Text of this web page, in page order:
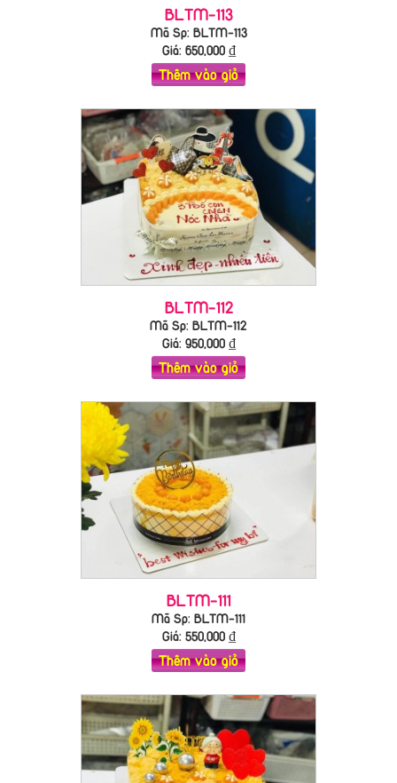
BLTM-113
Mã Sp: BLTM-113
Giá: 650,000₫
Thêm vào giỏ
BLTM-112
Mã Sp: BLTM-112
Giá: 950,000₫
Thêm vào giỏ
BLTM-111
Mã Sp: BLTM-111
Giá: 550,000₫
Thêm vào giỏ